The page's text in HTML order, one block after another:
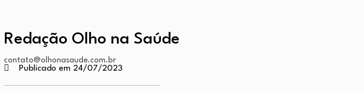
Redação Olho na Saúde
contato@olhonasaude.com.br
Publicado em 24/07/2023